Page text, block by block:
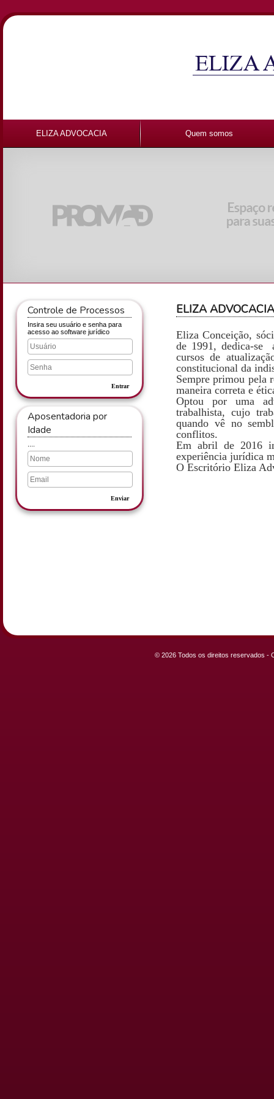
ELIZA ADVOCACIA Quem somos
Controle de Processos
Insira seu usuário e senha para
acesso ao software jurídico
Entrar
Aposentadoria por
Idade
Enviar
ELIZA ADVOCACIA
Eliza Conceição,
de 1991, dedica-se
cursos de
constitucional da
Sempre primou pela
maneira correta e
Optou por uma
trabalhista, cujo
quando vê no
conflitos.
Em abril de 2016
experiência jurídica
O Escritório Eliza
© 2026 Todos os direitos reservados -